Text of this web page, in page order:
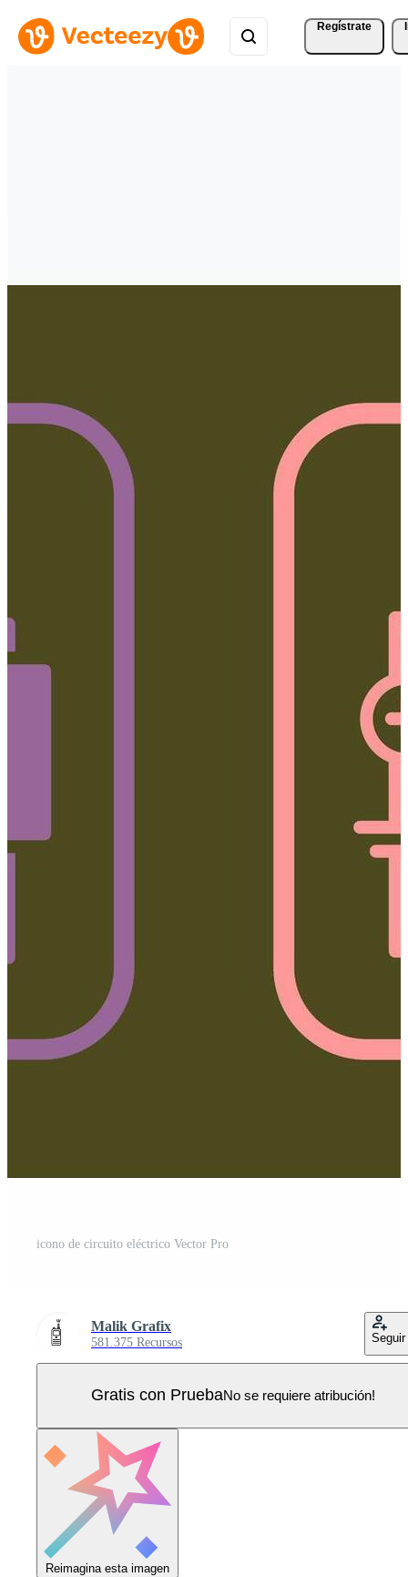
Regístrate
icono de circuito eléctrico Vector Pro
Malik Grafix
581.375 Recursos Seguir
Gratis con PruebaNo se requiere atribución!
Reimagina esta imagen